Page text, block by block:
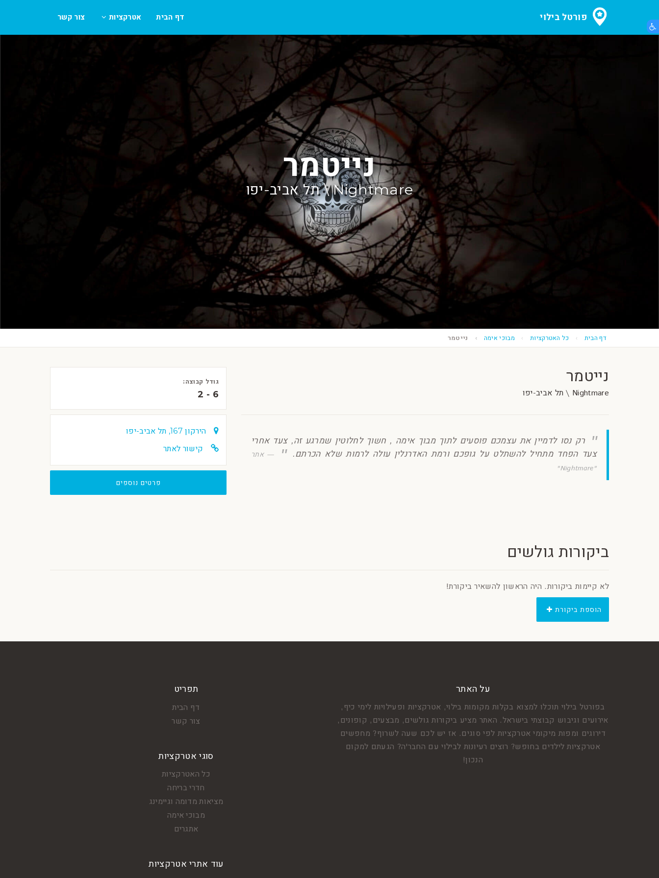
פורטל בילוי דף הבית אטרקציות צור קשר
נייטמר
Nightmare \ תל אביב-יפו
דף הבית כל האטרקציות מבוכי אימה נייטמר
נייטמר
Nightmare \ תל אביב-יפו
רק נסו לדמיין את עצמכם פוסעים לתוך מבוך אימה , חשוך לחלוטין שמרגע זה, צעד אחרי
צעד הפחד מתחיל להשתלט על גופכם ורמת האדרנלין עולה לרמות שלא הכרתם.
אתר
"Nightmare"
גודל קבוצה:
2 - 6
הירקון 167, תל אביב-יפו
קישור לאתר
פרטים נוספים
ביקורות גולשים
לא קיימות ביקורות. היה הראשון להשאיר ביקורת!
הוספת ביקורת
על האתר
בפורטל בילוי תוכלו למצוא בקלות מקומות בילוי, אטרקציות ופעילויות לימי כיף,
אירועים וגיבוש קבוצתי בישראל. האתר מציע ביקורות גולשים, מבצעים, קופונים,
דירוגים ומפות מיקומי אטרקציות לפי סוגים. אז יש לכם שעה לשרוף? מחפשים
אטרקציות לילדים בחופש? רוצים רעיונות לבילוי עם החבר'ה? הגעתם למקום
הנכון!
תפריט
דף הבית
צור קשר
סוגי אטרקציות
כל האטרקציות
חדרי בריחה
מציאות מדומה וגיימינג
מבוכי אימה
אתגרים
עוד אתרי אטרקציות
הצג תפריט נגישות